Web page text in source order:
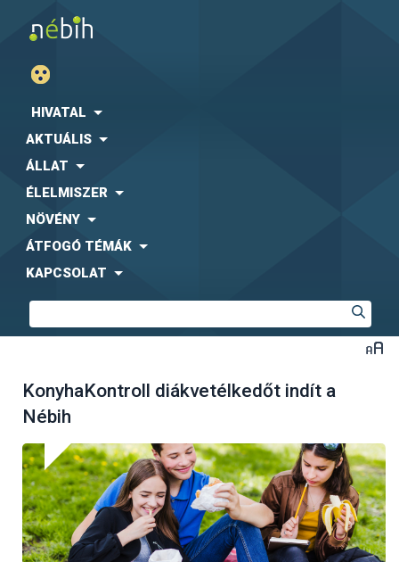
HIVATAL
AKTUÁLIS
ÁLLAT
ÉLELMISZER
NÖVÉNY
ÁTFOGÓ TÉMÁK
KAPCSOLAT
KonyhaKontroll diákvetélkedőt indít a
Nébih